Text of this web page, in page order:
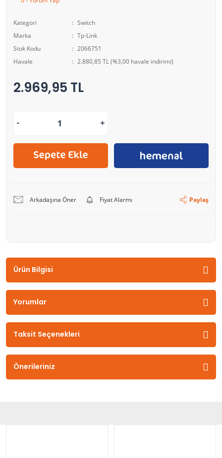
Kategori
Switch
Marka
Tp-Link
Stok Kodu
2066751
Havale
2.880,85 TL (%3,00 havale indirimi)
2.969,95 TL
Arkadaşına Öner Fiyat Alarmı Paylaş
Ürün Bilgisi
Yorumlar
Taksit Seçenekleri
Önerileriniz